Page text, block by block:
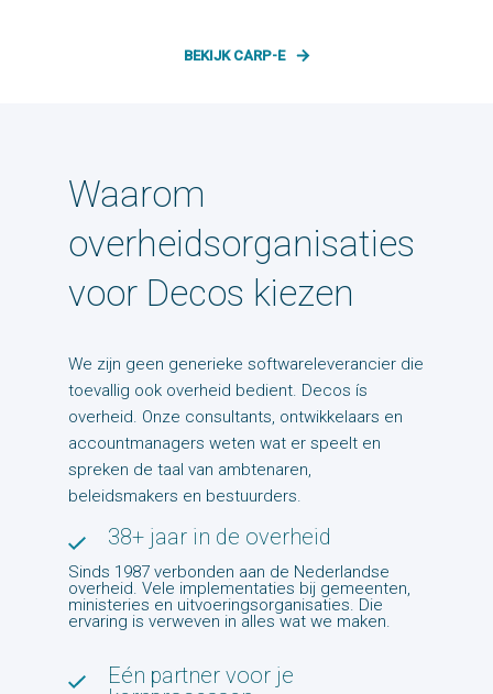
BEKIJK ALLE OPLOSSINGEN
Waarom
overheidsorganisaties
voor Decos kiezen
We zijn geen generieke softwareleverancier die
toevallig ook overheid bedient. Decos ís
overheid. Onze consultants, ontwikkelaars en
accountmanagers weten wat er speelt en
spreken de taal van ambtenaren,
beleidsmakers en bestuurders.
38+ jaar in de overheid
Sinds 1987 verbonden aan de Nederlandse
overheid. Vele implementaties bij gemeenten,
ministeries en uitvoeringsorganisaties. Die
ervaring is verweven in alles wat we maken.
Eén partner voor je